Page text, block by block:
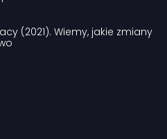
(2021). Wiemy, jakie zmiany